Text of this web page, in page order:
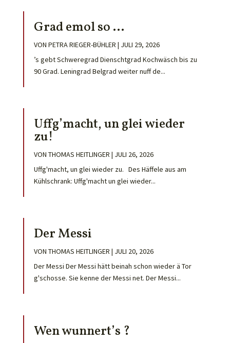
Grad emol so …
VON PETRA RIEGER-BÜHLER | JULI 29, 2026
’s gebt Schweregrad Dienschtgrad Kochwäsch bis zu
90 Grad. Leningrad Belgrad weiter nuff de...
Uffg’macht, un glei wieder
zu!
VON THOMAS HEITLINGER | JULI 26, 2026
Uffg'macht, un glei wieder zu. Des Häffele aus am
Kühlschrank: Uffg'macht un glei wieder...
Der Messi
VON THOMAS HEITLINGER | JULI 20, 2026
Der Messi Der Messi hätt beinah schon wieder ä Tor
g'schosse. Sie kenne der Messi net. Der Messi...
Wen wunnert’s ?